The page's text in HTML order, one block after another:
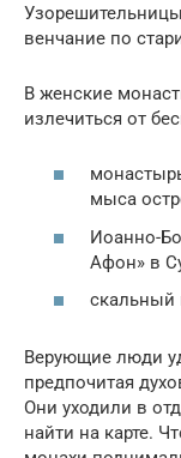
венчание по
В женские
излечиться от
мыса
Иоанно-
Афон» в
скальный
Верующие люди
предпочитая
Они уходили в
найти на карте.